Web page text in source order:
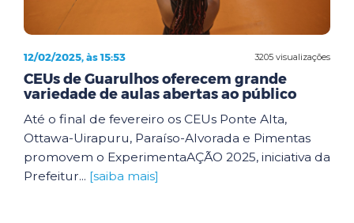
3205 visualizações
12/02/2025, às 15:53
CEUs de Guarulhos oferecem grande
variedade de aulas abertas ao público
Até o final de fevereiro os CEUs Ponte Alta,
Ottawa-Uirapuru, Paraíso-Alvorada e Pimentas
promovem o ExperimentaAÇÃO 2025, iniciativa da
Prefeitur... [saiba mais]